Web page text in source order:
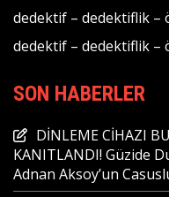
dedektif – dedektiflik –
dedektif – dedektiflik –
SON HABERLER
DİNLEME CİHAZI
KANITLANDI! Güzide
Adnan Aksoy’un